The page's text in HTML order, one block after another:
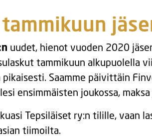
uudet, hienot vuoden 2020
tammikuun alkupuolella
pikaisesti. Saamme päivittäin
ensimmäisten joukossa,
Tepsiläiset ry:n tilille, vaan
tiimoilta.